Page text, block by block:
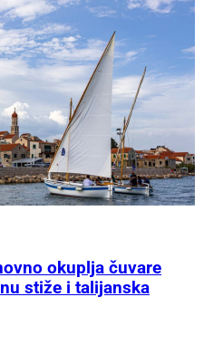
okuplja čuvare
stiže i talijanska